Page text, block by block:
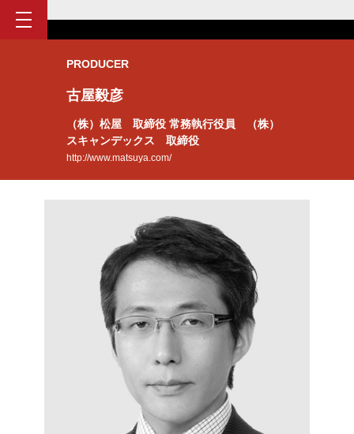
PRODUCER
古屋毅彦
（株）松屋 取締役 常務執行役員 （株）
スキャンデックス 取締役
http://www.matsuya.com/